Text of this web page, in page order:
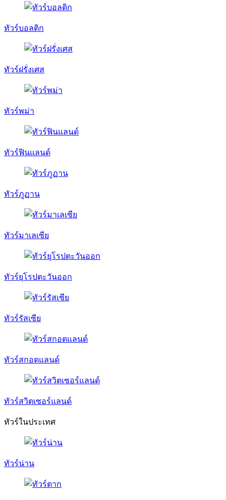
ทัวร์บอลติก
ทัวร์ฝรั่งเศส
ทัวร์พม่า
ทัวร์ฟินแลนด์
ทัวร์ภูฏาน
ทัวร์มาเลเซีย
ทัวร์ยุโรปตะวันออก
ทัวร์รัสเซีย
ทัวร์สกอตแลนด์
ทัวร์สวิตเซอร์แลนด์
ทัวร์ในประเทศ
ทัวร์น่าน